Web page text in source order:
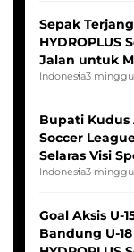
Sepak
HYDROPLUS
Jalan untuk
Indonesia
Indonesia3
Bupati Kudus
Soccer
Selaras Visi
Indonesia3
Goal Aksis U-
Bandung U-